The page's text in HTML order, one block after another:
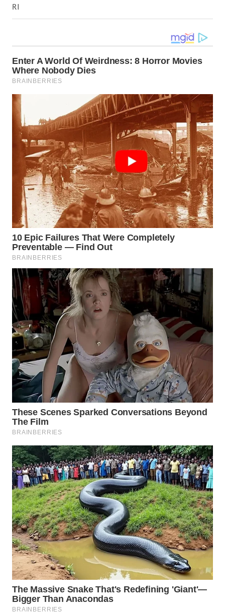
RI
TAPANULI
WN DELI
SERDANG
TEBING
TINGGI
WN
PAKPAK
WN
KARAWANG
WN
BEKASI
WN
WN
DEPOK
WN
TAPANULI
UTARA
WN
SAMOSIR
WN
PADANG
LAWAS
WN
SUMEDANG
WN
CIANJUR
WN
KEPULAUAN
SERIBU
TANGERANG